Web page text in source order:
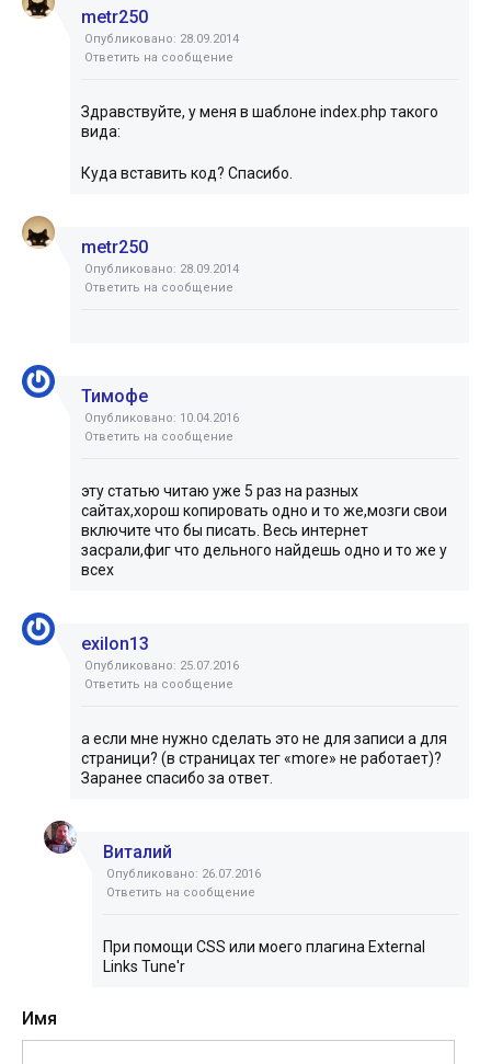
metr250
Опубликовано: 28.09.2014
Ответить на сообщение
Здравствуйте, у меня в шаблоне index.php такого
вида:
Куда вставить код? Спасибо.
metr250
Опубликовано: 28.09.2014
Ответить на сообщение
Тимофе
Опубликовано: 10.04.2016
Ответить на сообщение
эту статью читаю уже 5 раз на разных
сайтах,хорош копировать одно и то же,мозги свои
включите что бы писать. Весь интернет
засрали,фиг что дельного найдешь одно и то же у
всех
exilon13
Опубликовано: 25.07.2016
Ответить на сообщение
а если мне нужно сделать это не для записи а для
страници? (в страницах тег «more» не работает)?
Заранее спасибо за ответ.
Виталий
Опубликовано: 26.07.2016
Ответить на сообщение
При помощи CSS или моего плагина External
Links Tune'r
Имя